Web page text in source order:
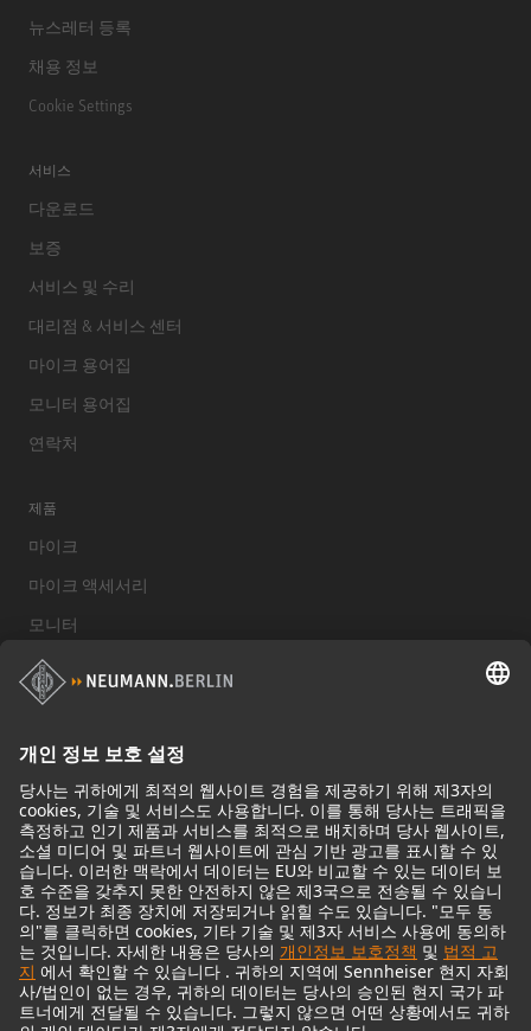
뉴스레터 등록
채용 정보
Cookie Settings
서비스
다운로드
보증
서비스 및 수리
대리점 & 서비스 센터
마이크 용어집
모니터 용어집
연락처
제품
마이크
마이크 액세서리
모니터
스튜디오 모니터 액세서리
헤드폰
기념적인 마이크
Audio Interface